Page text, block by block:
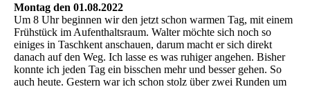
Montag den 01.08.2022
Um 8 Uhr beginnen wir den jetzt schon warmen Tag, mit einem
Frühstück im Aufenthaltsraum. Walter möchte sich noch so
einiges in Taschkent anschauen, darum macht er sich direkt
danach auf den Weg. Ich lasse es was ruhiger angehen. Bisher
konnte ich jeden Tag ein bisschen mehr und besser gehen. So
auch heute. Gestern war ich schon stolz über zwei Runden um